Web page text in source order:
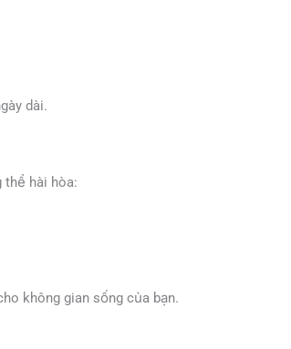
dài.
thể hài hòa:
không gian sống của bạn.